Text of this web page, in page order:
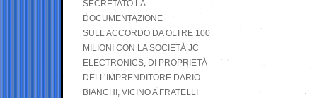
SECRETATO LA
DOCUMENTAZIONE
SULL’ACCORDO DA OLTRE 100
MILIONI CON LA SOCIETÀ JC
ELECTRONICS, DI PROPRIETÀ
DELL’IMPRENDITORE DARIO
BIANCHI, VICINO A FRATELLI